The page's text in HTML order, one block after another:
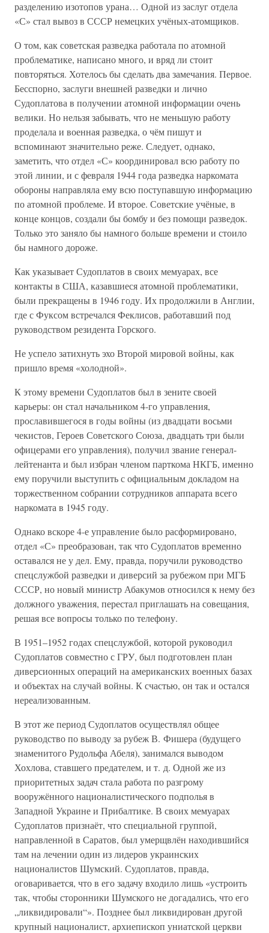
разделению изотопов урана… Одной из заслуг отдела
«С» стал вывоз в СССР немецких учёных-атомщиков.
О том, как советская разведка работала по атомной
проблематике, написано много, и вряд ли стоит
повторяться. Хотелось бы сделать два замечания. Первое.
Бесспорно, заслуги внешней разведки и лично
Судоплатова в получении атомной информации очень
велики. Но нельзя забывать, что не меньшую работу
проделала и военная разведка, о чём пишут и
вспоминают значительно реже. Следует, однако,
заметить, что отдел «С» координировал всю работу по
этой линии, и с февраля 1944 года разведка наркомата
обороны направляла ему всю поступавшую информацию
по атомной проблеме. И второе. Советские учёные, в
конце концов, создали бы бомбу и без помощи разведок.
Только это заняло бы намного больше времени и стоило
бы намного дороже.
Как указывает Судоплатов в своих мемуарах, все
контакты в США, казавшиеся атомной проблематики,
были прекращены в 1946 году. Их продолжили в Англии,
где с Фуксом встречался Феклисов, работавший под
руководством резидента Горского.
Не успело затихнуть эхо Второй мировой войны, как
пришло время «холодной».
К этому времени Судоплатов был в зените своей
карьеры: он стал начальником 4-го управления,
прославившегося в годы войны (из двадцати восьми
чекистов, Героев Советского Союза, двадцать три были
офицерами его управления), получил звание генерал-
лейтенанта и был избран членом парткома НКГБ, именно
ему поручили выступить с официальным докладом на
торжественном собрании сотрудников аппарата всего
наркомата в 1945 году.
Однако вскоре 4-е управление было расформировано,
отдел «С» преобразован, так что Судоплатов временно
оставался не у дел. Ему, правда, поручили руководство
спецслужбой разведки и диверсий за рубежом при МГБ
СССР, но новый министр Абакумов относился к нему без
должного уважения, перестал приглашать на совещания,
решая все вопросы только по телефону.
В 1951–1952 годах спецслужбой, которой руководил
Судоплатов совместно с ГРУ, был подготовлен план
диверсионных операций на американских военных базах
и объектах на случай войны. К счастью, он так и остался
нереализованным.
В этот же период Судоплатов осуществлял общее
руководство по выводу за рубеж В. Фишера (будущего
знаменитого Рудольфа Абеля), занимался выводом
Хохлова, ставшего предателем, и т. д. Одной же из
приоритетных задач стала работа по разгрому
вооружённого националистического подполья в
Западной Украине и Прибалтике. В своих мемуарах
Судоплатов признаёт, что специальной группой,
направленной в Саратов, был умерщвлён находившийся
там на лечении один из лидеров украинских
националистов Шумский. Судоплатов, правда,
оговаривается, что в его задачу входило лишь «устроить
так, чтобы сторонники Шумского не догадались, что его
„ликвидировали“». Позднее был ликвидирован другой
крупный националист, архиепископ униатской церкви